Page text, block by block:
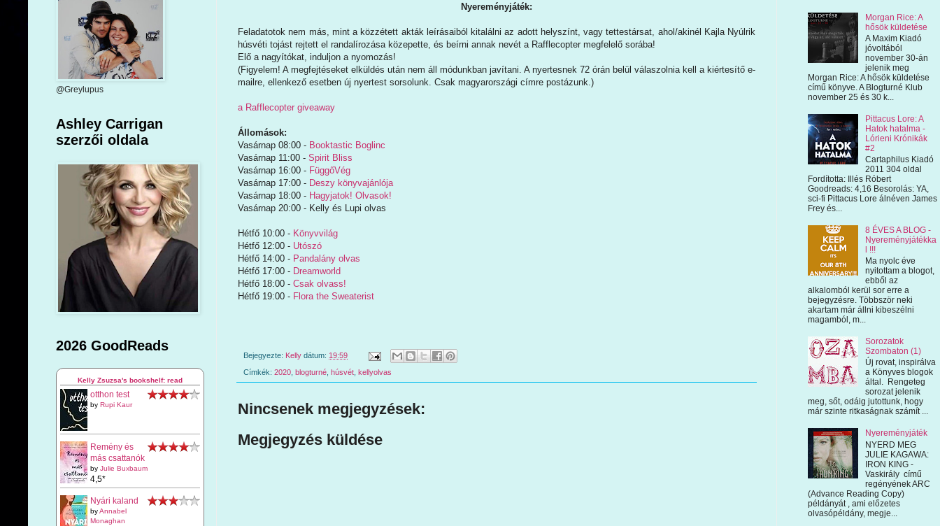
Nyereményjáték:
Feladatotok nem más, mint a közzétett akták leírásaiból kitalálni az adott helyszínt, vagy tettestársat, ahol/akinél Kajla Nyúlrik
húsvéti tojást rejtett el randalírozása közepette, és beírni annak nevét a Rafflecopter megfelelő sorába!
Elő a nagyítókat, induljon a nyomozás!
(Figyelem! A megfejtéseket elküldés után nem áll módunkban javítani. A nyertesnek 72 órán belül válaszolnia kell a kiértesítő e-
mailre, ellenkező esetben új nyertest sorsolunk. Csak magyarországi címre postázunk.)
a Rafflecopter giveaway
Állomások:
Vasárnap 08:00 - Booktastic Boglinc
Vasárnap 11:00 - Spirit Bliss
Vasárnap 16:00 - FüggőVég
Vasárnap 17:00 - Deszy könyvajánlója
Vasárnap 18:00 - Hagyjatok! Olvasok!
Vasárnap 20:00 - Kelly és Lupi olvas
Hétfő 10:00 - Könyvvilág
Hétfő 12:00 - Utószó
Hétfő 14:00 - Pandalány olvas
Hétfő 17:00 - Dreamworld
Hétfő 18:00 - Csak olvass!
Hétfő 19:00 - Flora the Sweaterist
Bejegyezte: Kelly dátum: 19:59
Címkék: 2020 blogturné húsvét kellyolvas
Nincsenek megjegyzések:
Megjegyzés küldése
@Greylupus
Ashley Carrigan
szerzői oldala
2026 GoodReads
Kelly Zsuzsa's bookshelf: read
otthon test
by Rupi Kaur
Remény és
más csattanók
by Julie Buxbaum
4,5*
Nyári kaland
byAnnabel
Monaghan
Morgan Rice: A
hősök küldetése
A Maxim Kiadó
jóvoltából
november 30-án
jelenik meg
Morgan Rice: A hősök küldetése
című könyve. A Blogturné Klub
november 25 és 30 k...
Pittacus Lore: A
Hatok hatalma -
Lórieni Krónikák
#2
Cartaphilus Kiadó
2011 304 oldal
Fordította: Illés Róbert
Goodreads: 4,16 Besorolás: YA,
sci-fi Pittacus Lore álnéven James
Frey és...
8 ÉVES A BLOG -
Nyereményjátékka
l !!!
Ma nyolc éve
nyitottam a blogot,
ebből az
alkalomból kerül sor erre a
bejegyzésre. Többször neki
akartam már állni kibeszélni
magamból, m...
Sorozatok
Szombaton (1)
Új rovat, inspirálva
a Könyves blogok
által. Rengeteg
sorozat jelenik
meg, sőt, odáig jutottunk, hogy
már szinte ritkaságnak számít ...
Nyereményjáték
NYERD MEG
JULIE KAGAWA:
IRON KING -
Vaskirály című
regényének ARC
(Advance Reading Copy)
példányát , ami előzetes
olvasópéldány, megje...